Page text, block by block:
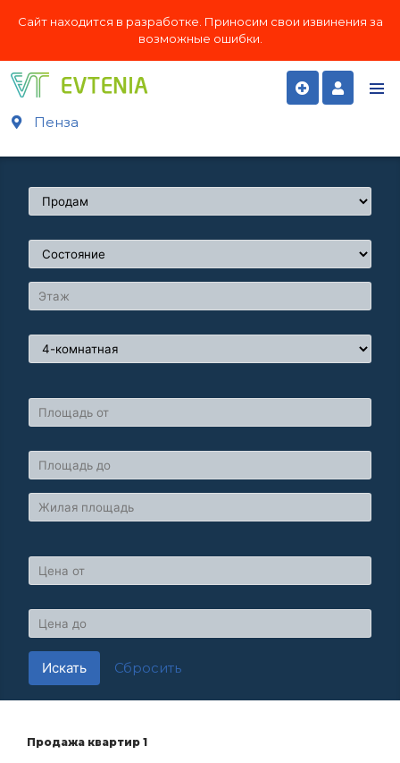
Сайт находится в разработке. Приносим свои извинения за
возможные ошибки.
Пенза
Искать Сбросить
Продажа квартир 1